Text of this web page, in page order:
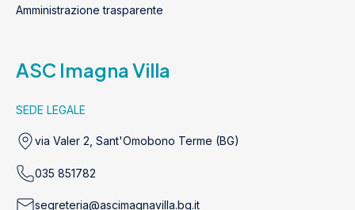
Amministrazione trasparente
ASC Imagna Villa
SEDE LEGALE
via Valer 2, Sant'Omobono Terme (BG)
035 851782
segreteria@ascimagnavilla.bg.it